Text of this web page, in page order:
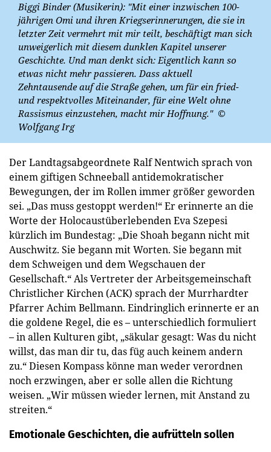
Biggi Binder (Musikerin): "Mit einer inzwischen 100-
jährigen Omi und ihren Kriegserinnerungen, die sie in
letzter Zeit vermehrt mit mir teilt, beschäftigt man sich
unweigerlich mit diesem dunklen Kapitel unserer
Geschichte. Und man denkt sich: Eigentlich kann so
etwas nicht mehr passieren. Dass aktuell
Zehntausende auf die Straße gehen, um für ein fried-
und respektvolles Miteinander, für eine Welt ohne
Rassismus einzustehen, macht mir Hoffnung." ©
Wolfgang Irg
Der Landtagsabgeordnete Ralf Nentwich sprach von
einem giftigen Schneeball antidemokratischer
Bewegungen, der im Rollen immer größer geworden
sei. „Das muss gestoppt werden!“ Er erinnerte an die
Worte der Holocaustüberlebenden Eva Szepesi
kürzlich im Bundestag: „Die Shoah begann nicht mit
Auschwitz. Sie begann mit Worten. Sie begann mit
dem Schweigen und dem Wegschauen der
Gesellschaft.“ Als Vertreter der Arbeitsgemeinschaft
Christlicher Kirchen (ACK) sprach der Murrhardter
Pfarrer Achim Bellmann. Eindringlich erinnerte er an
die goldene Regel, die es – unterschiedlich formuliert
– in allen Kulturen gibt, „säkular gesagt: Was du nicht
willst, das man dir tu, das füg auch keinem andern
zu.“ Diesen Kompass könne man weder verordnen
noch erzwingen, aber er solle allen die Richtung
weisen. „Wir müssen wieder lernen, mit Anstand zu
streiten.“
Emotionale Geschichten, die aufrütteln sollen